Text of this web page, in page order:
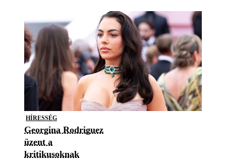
HÍRESSÉG
Georgina Rodriguez
üzent a
kritikusoknak